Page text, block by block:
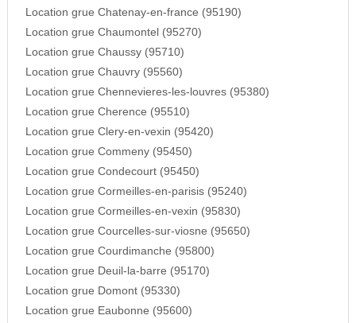
Location grue Chatenay-en-france (95190)
Location grue Chaumontel (95270)
Location grue Chaussy (95710)
Location grue Chauvry (95560)
Location grue Chennevieres-les-louvres (95380)
Location grue Cherence (95510)
Location grue Clery-en-vexin (95420)
Location grue Commeny (95450)
Location grue Condecourt (95450)
Location grue Cormeilles-en-parisis (95240)
Location grue Cormeilles-en-vexin (95830)
Location grue Courcelles-sur-viosne (95650)
Location grue Courdimanche (95800)
Location grue Deuil-la-barre (95170)
Location grue Domont (95330)
Location grue Eaubonne (95600)